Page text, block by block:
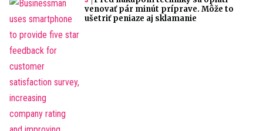
venovať pár minút príprave. Môže to
ušetriť peniaze aj sklamanie